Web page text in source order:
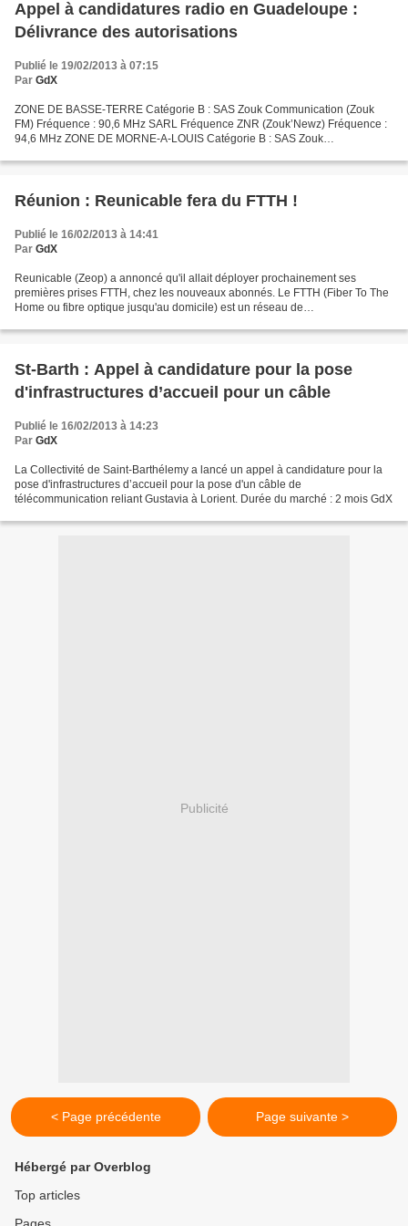
Appel à candidatures radio en Guadeloupe :
Délivrance des autorisations
Publié le 19/02/2013 à 07:15
Par GdX
ZONE DE BASSE-TERRE Catégorie B : SAS Zouk Communication (Zouk
FM) Fréquence : 90,6 MHz SARL Fréquence ZNR (Zouk’Newz) Fréquence :
94,6 MHz ZONE DE MORNE-A-LOUIS Catégorie B : SAS Zouk
PITRE...
Réunion : Reunicable fera du FTTH !
Publié le 16/02/2013 à 14:41
Par GdX
Reunicable (Zeop) a annoncé qu'il allait déployer prochainement ses
premières prises FTTH, chez les nouveaux abonnés. Le FTTH (Fiber To The
Home ou fibre optique jusqu'au domicile) est un réseau de
St-Barth : Appel à candidature pour la pose
d'infrastructures d’accueil pour un câble
Publié le 16/02/2013 à 14:23
Par GdX
La Collectivité de Saint-Barthélemy a lancé un appel à candidature pour la
pose d'infrastructures d’accueil pour la pose d'un câble de
télécommunication reliant Gustavia à Lorient. Durée du marché : 2 mois GdX
Publicité
< Page précédente Page suivante >
Hébergé par Overblog
Top articles